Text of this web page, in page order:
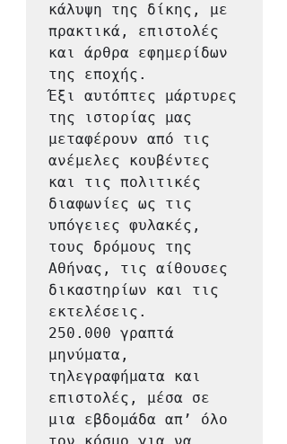
κάλυψη της δίκης, με
πρακτικά, επιστολές
και άρθρα εφημερίδων
της εποχής.
Έξι αυτόπτες μάρτυρες
της ιστορίας μας
μεταφέρουν από τις
ανέμελες κουβέντες
και τις πολιτικές
διαφωνίες ως τις
υπόγειες φυλακές,
τους δρόμους της
Αθήνας, τις αίθουσες
δικαστηρίων και τις
εκτελέσεις.
250.000 γραπτά
μηνύματα,
τηλεγραφήματα και
επιστολές, μέσα σε
μια εβδομάδα απ’ όλο